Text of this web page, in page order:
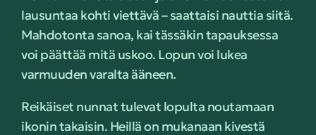
lausuntaa kohti viettävä – saattaisi nauttia siitä.
Mahdotonta sanoa, kai tässäkin tapauksessa
voi päättää mitä uskoo. Lopun voi lukea
varmuuden varalta ääneen.
Reikäiset nunnat tulevat lopulta noutamaan
ikonin takaisin. Heillä on mukanaan kivestä